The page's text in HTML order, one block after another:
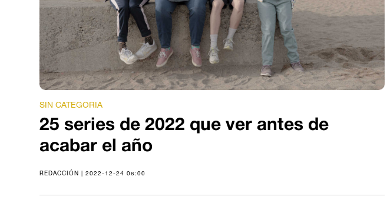
SIN CATEGORIA
25 series de 2022 que ver antes de
acabar el año
REDACCIÓN | 2022-12-24 06:00